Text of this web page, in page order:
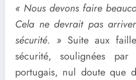
« Nous devons faire
Cela ne devrait pas
sécurité. » Suite aux
sécurité, soulignées par
portugais, nul doute que